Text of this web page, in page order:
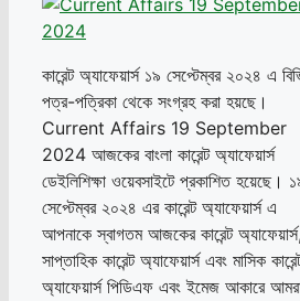
কারেন্ট অ্যাফেয়ার্স ১৯ সেপ্টেম্বর ২০২৪ এ
পত্র-পত্রিকা থেকে সংগ্রহ করা হয়ছে।
Current Affairs 19 September
2024 আজকের বাংলা কারেন্ট অ্যাফেয়ার্স
ডেইলিশিক্ষা ওয়েবসাইটে প্রকাশিত হয়েছে।
সেপ্টেম্বর ২০২৪ এর কারেন্ট অ্যাফেয়ার্স এ
আপনাকে স্বাগতম আজকের কারেন্ট অ্যাফেয়ার্স,
সাপ্তাহিক কারেন্ট অ্যাফেয়ার্স এবং মাসিক
অ্যাফেয়ার্স পিডিএফ এবং ইমেজ আকারে